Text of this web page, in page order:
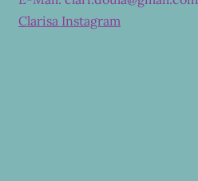
Clarisa Instagram